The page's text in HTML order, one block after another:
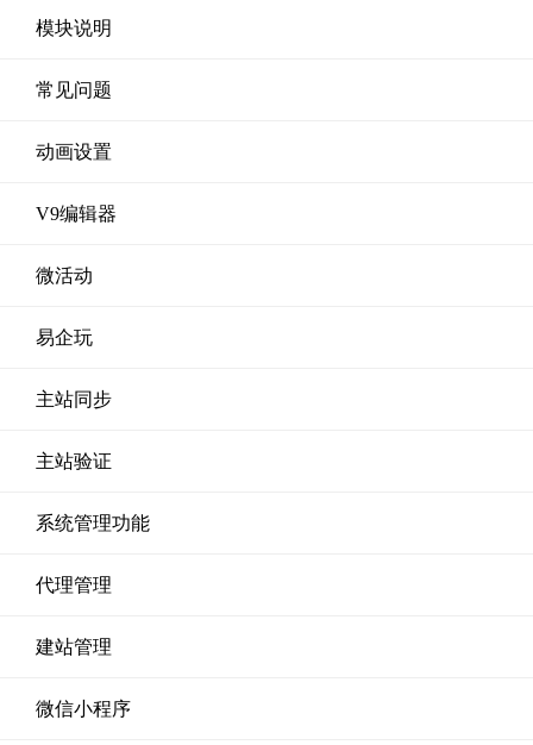
模块说明
常见问题
动画设置
V9编辑器
微活动
易企玩
主站同步
主站验证
系统管理功能
代理管理
建站管理
微信小程序